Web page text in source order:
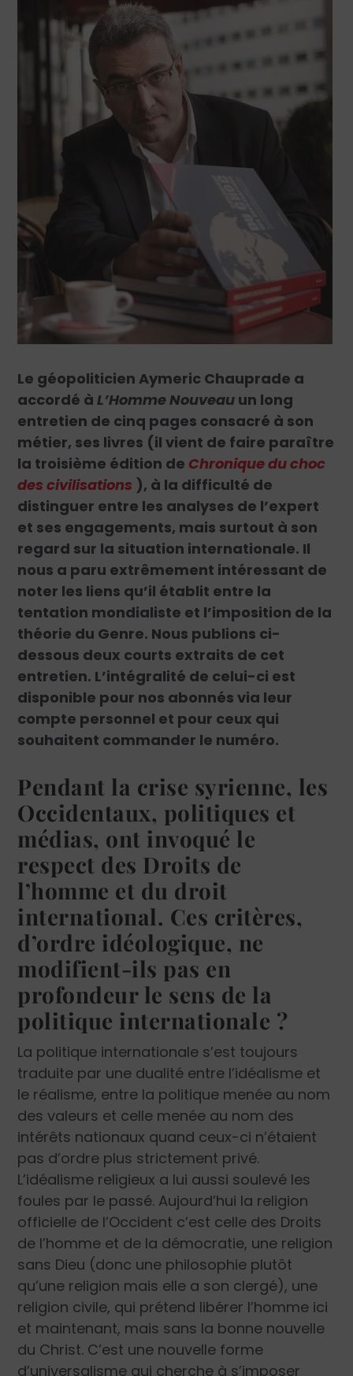
Le géopoliticien Aymeric Chauprade a
accordé àL’Homme Nouveau un long
entretien de cinq pages consacré à son
métier, ses livres (il vient de faire paraître
la troisième édition de Chronique du choc
des civilisations ), à la difficulté de
distinguer entre les analyses de l’expert
et ses engagements, mais surtout à son
regard sur la situation internationale. Il
nous a paru extrêmement intéressant de
noter les liens qu’il établit entre la
tentation mondialiste et l’imposition de la
théorie du Genre. Nous publions ci-
dessous deux courts extraits de cet
entretien. L’intégralité de celui-ci est
disponible pour nos abonnés via leur
compte personnel et pour ceux qui
souhaitent commander le numéro.
Pendant la crise syrienne, les
Occidentaux, politiques et
médias, ont invoqué le
respect des Droits de
l’homme et du droit
international. Ces critères,
d’ordre idéologique, ne
modifient-ils pas en
profondeur le sens de la
politique internationale ?
La politique internationale s’est toujours
traduite par une dualité entre l’idéalisme et
le réalisme, entre la politique menée au nom
des valeurs et celle menée au nom des
intérêts nationaux quand ceux-ci n’étaient
pas d’ordre plus strictement privé.
L’idéalisme religieux a lui aussi soulevé les
foules par le passé. Aujourd’hui la religion
officielle de l’Occident c’est celle des Droits
de l’homme et de la démocratie, une religion
sans Dieu (donc une philosophie plutôt
qu’une religion mais elle a son clergé), une
religion civile, qui prétend libérer l’homme ici
et maintenant, mais sans la bonne nouvelle
du Christ. C’est une nouvelle forme
d’universalisme qui cherche à s’imposer